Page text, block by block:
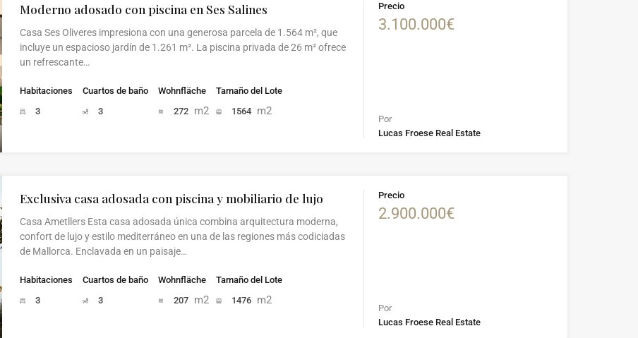
Moderno adosado con piscina en Ses Salines
Casa Ses Oliveres impresiona con una generosa parcela de 1.564 m², que
incluye un espacioso jardín de 1.261 m². La piscina privada de 26 m² ofrece
un refrescante…
Habitaciones
3
Cuartos de baño
3
Wohnfläche
272 m2
Tamaño del Lote
1564 m2
Precio
3.100.000€
Por
Lucas Froese Real Estate
Exclusiva casa adosada con piscina y mobiliario de lujo
Casa Ametllers Esta casa adosada única combina arquitectura moderna,
confort de lujo y estilo mediterráneo en una de las regiones más codiciadas
de Mallorca. Enclavada en un paisaje…
Habitaciones
3
Cuartos de baño
3
Wohnfläche
207 m2
Tamaño del Lote
1476 m2
Precio
2.900.000€
Por
Lucas Froese Real Estate